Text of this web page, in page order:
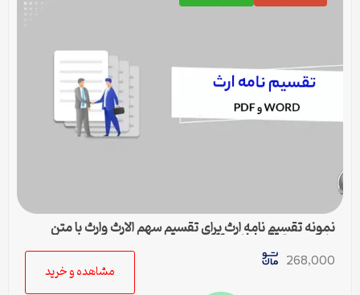
نمونه تقسیم نامه ارث برای تقسیم سهم الارث وارث با متن
کامل و حقوقی | فایل pdf و ورد
268,000
مشاهده و خرید